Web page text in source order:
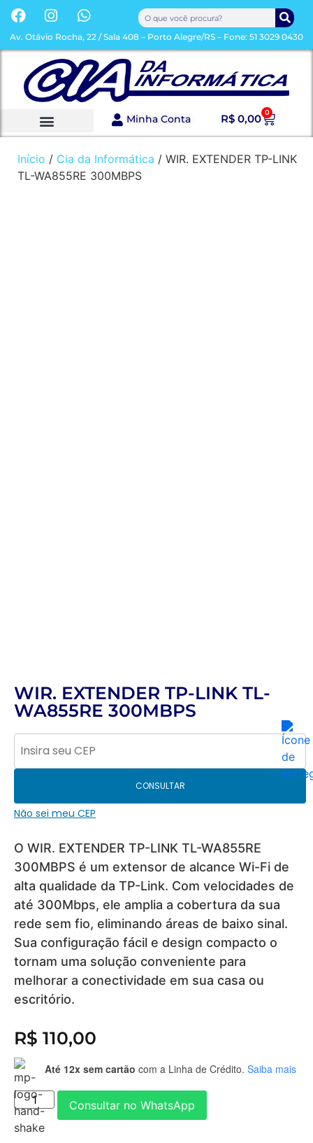
Av. Otávio Rocha, 22 / Sala 408 – Porto Alegre/RS – Fone: 51 3029 0430
Minha Conta R$ 0,00 0
Início / Cia da Informática / WIR. EXTENDER TP-LINK
TL-WA855RE 300MBPS
WIR. EXTENDER TP-LINK TL-
WA855RE 300MBPS
CONSULTAR
Não sei meu CEP
O WIR. EXTENDER TP-LINK TL-WA855RE
300MBPS é um extensor de alcance Wi-Fi de
alta qualidade da TP-Link. Com velocidades de
até 300Mbps, ele amplia a cobertura da sua
rede sem fio, eliminando áreas de baixo sinal.
Sua configuração fácil e design compacto o
tornam uma solução conveniente para
melhorar a conectividade em sua casa ou
escritório.
R$ 110,00
Até 12x sem cartão com a Linha de Crédito. Saiba mais
Consultar no WhatsApp